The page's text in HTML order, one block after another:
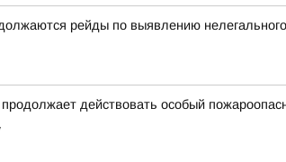
рейды по выявлению
действовать особый